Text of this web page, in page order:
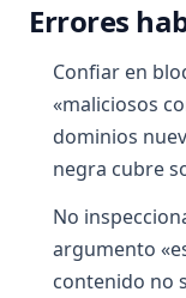
Errores
Confiar en
«maliciosos
dominios
negra cubre
No
argumento
contenido no